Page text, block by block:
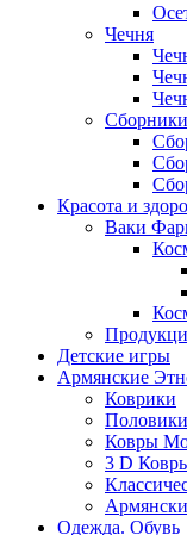
Чечня
Красота и
Ваки
Детские игры
Армянские
Коврики
Половики
Ковры
3 D
Одежда. Обувь